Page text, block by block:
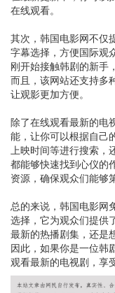
在线观看。
其次，韩国电影网不仅
字幕选择，方便国际观
刚开始接触韩剧的新手
而且，该网站还支持多
让观影更加方便。
除了在线观看最新的电
能，让你可以根据自己
上映时间等进行搜索，
都能够快速找到心仪的
资源，确保观众们能够
总的来说，韩国电影网
选择，它为观众们提供
最新的热播剧集，还是
因此，如果你是一位韩
观看最新的电视剧，享